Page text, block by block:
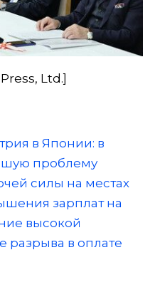
Ltd.]
в Японии: в
проблему
силы на местах
зарплат на
высокой
разрыва в оплате